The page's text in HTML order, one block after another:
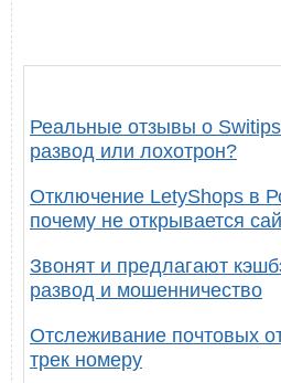
Реальные отзывы о
развод или лохотрон?
Отключение LetyShops в
почему не открывается
Звонят и предлагают
развод и мошенничество
Отслеживание почтовых
трек номеру